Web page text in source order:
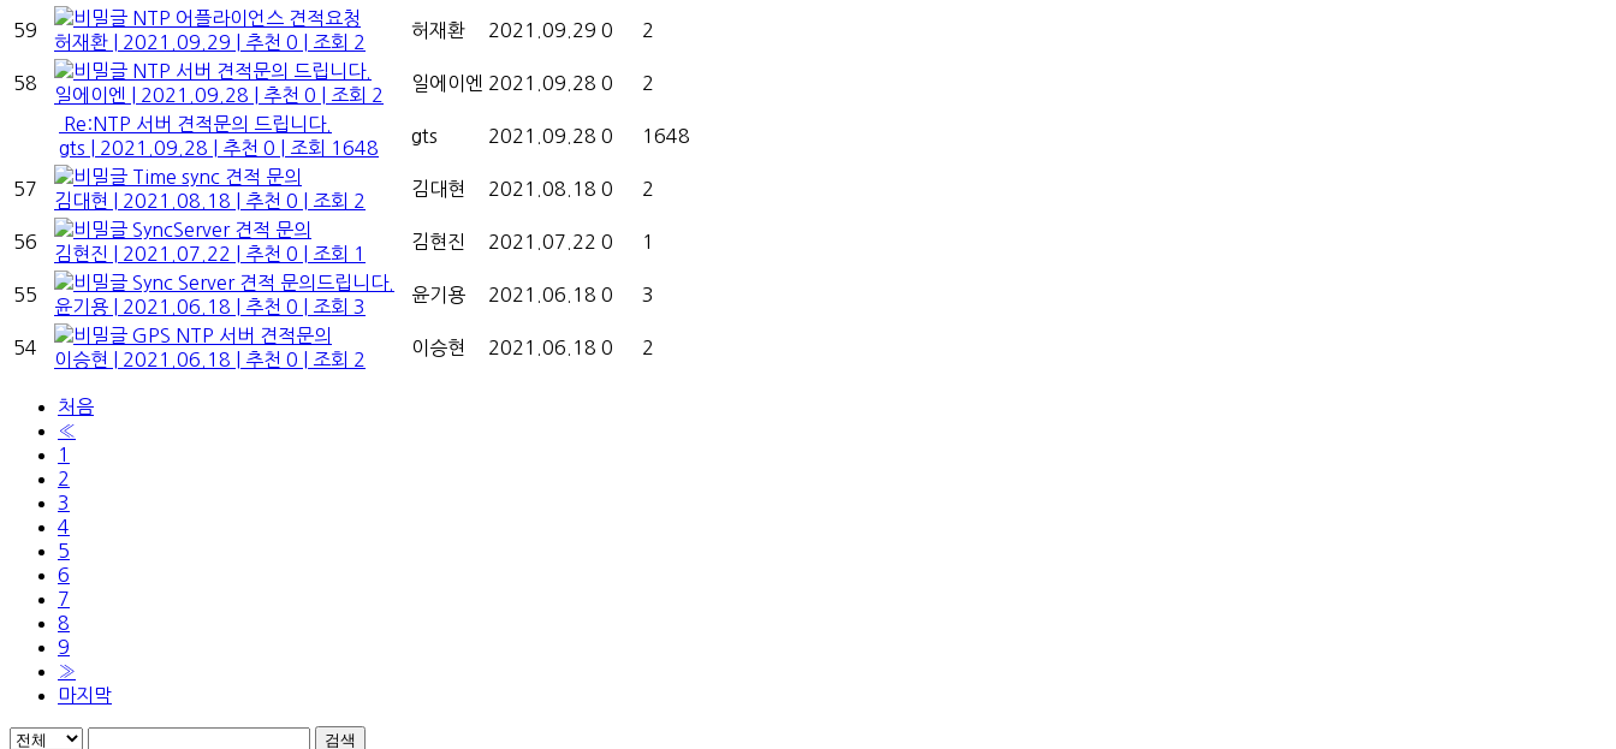
59
NTP 어플라이언스 견적요청
허재환
2021.09.29 추천 0 조회 2
허재환 2021.09.29 0 2
58
NTP 서버 견적문의 드립니다.
일에이엔
2021.09.28 추천 0 조회 2
일에이엔 2021.09.28 0 2
Re:NTP 서버 견적문의 드립니다.
gts
2021.09.28 추천 0 조회 1648
gts 2021.09.28 0 1648
57
Time sync 견적 문의
김대현
2021.08.18 추천 0 조회 2
김대현 2021.08.18 0 2
56
SyncServer 견적 문의
김현진
2021.07.22 추천 0 조회 1
김현진 2021.07.22 0 1
55
Sync Server 견적 문의드립니다.
윤기용
2021.06.18 추천 0 조회 3
윤기용 2021.06.18 0 3
54
GPS NTP 서버 견적문의
이승현
2021.06.18 추천 0 조회 2
이승현 2021.06.18 0 2
처음
«
1
2
3
4
5
6
7
8
9
»
마지막
검색